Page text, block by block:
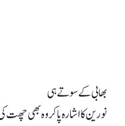
بھابی کے سوتے ہی
نورین کا اشارہ پا کر وہ بھی